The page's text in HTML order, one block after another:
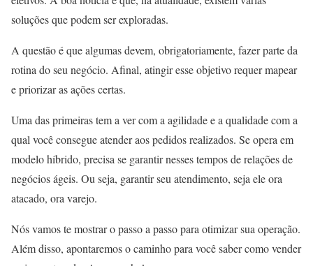
soluções que podem ser exploradas.
A questão é que algumas devem, obrigatoriamente, fazer parte da
rotina do seu negócio. Afinal, atingir esse objetivo requer mapear
e priorizar as ações certas.
Uma das primeiras tem a ver com a agilidade e a qualidade com a
qual você consegue atender aos pedidos realizados. Se opera em
modelo híbrido, precisa se garantir nesses tempos de relações de
negócios ágeis. Ou seja, garantir seu atendimento, seja ele ora
atacado, ora varejo.
Nós vamos te mostrar o passo a passo para otimizar sua operação.
Além disso, apontaremos o caminho para você saber como vender